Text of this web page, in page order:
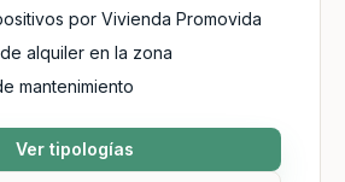
por Vivienda Promovida
alquiler en la zona
mantenimiento
Ver tipologías